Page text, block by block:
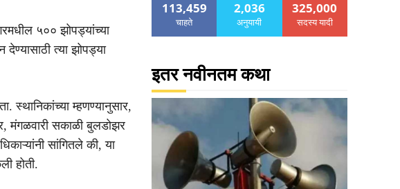
५०० झोपड्यांच्या
त्या झोपड्या
स्थानिकांच्या म्हणण्यानुसार,
मंगळवारी सकाळी बुलडोझर
सांगितले की, या
होती.
113,459
चाहते
2,036
अनुयायी
325,000
सदस्य यादी
इतर नवीनतम कथा